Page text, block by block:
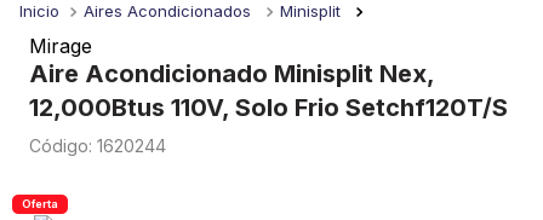
Aires Acondicionados Minisplit
Mirage
Aire Acondicionado Minisplit Nex,
12,000Btus 110V, Solo Frio Setchf120T/S
: 1620244
Oferta
1.
mochilas
2
libretas
3.
cuaderno
4.
cuadernos
5.